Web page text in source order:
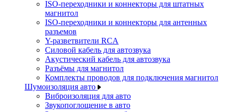
ISO-переходники и коннекторы для штатных
магнитол
ISO-переходники и коннекторы для антенных
разъемов
Y-разветвители RCA
Силовой кабель для автозвука
Акустический кабель для автозвука
Разъёмы для магнитол
Комплекты проводов для подключения магнитол
Шумоизоляция авто
Виброизоляция для авто
Звукопоглощение в авто